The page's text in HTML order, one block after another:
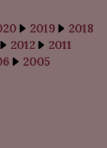
2019
2018
2012
2011
2005